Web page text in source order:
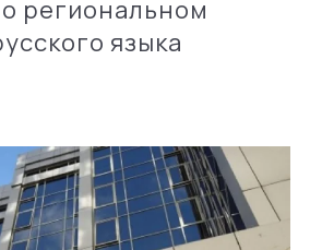
региональном
языка